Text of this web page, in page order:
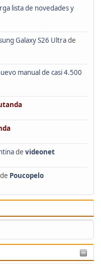
lista de novedades y
Galaxy S26 Ultrade
manual de casi 4.500
de videonet
de Poucopelo